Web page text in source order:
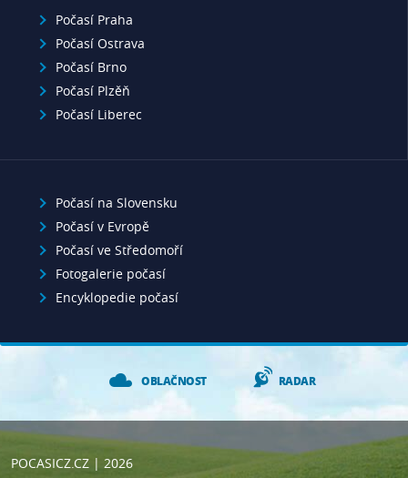
Počasí Praha
Počasí Ostrava
Počasí Brno
Počasí Plzěň
Počasí Liberec
Počasí na Slovensku
Počasí v Evropě
Počasí ve Středomoří
Fotogalerie počasí
Encyklopedie počasí
OBLAČNOST RADAR
POCASICZ.CZ| 2026